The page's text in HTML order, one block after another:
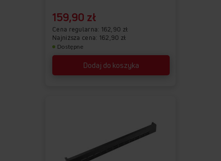
Dodaj do koszyka
159,90 zł
Cena regularna 162,90 zł
Najniższa cena: 162,90 zł
Dostępne